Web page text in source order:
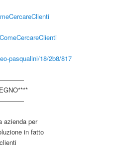
pasqualini/18/2b8/817
azienda per
in fatto